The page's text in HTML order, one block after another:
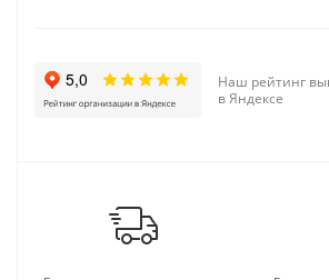
Наш рейтинг
в Яндексе